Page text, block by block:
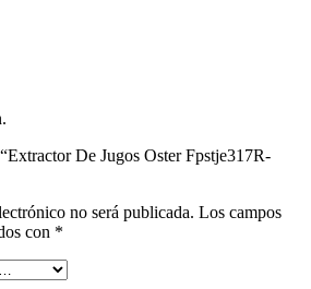
De Jugos Oster Fpstje317R-
no será publicada. Los campos
con *